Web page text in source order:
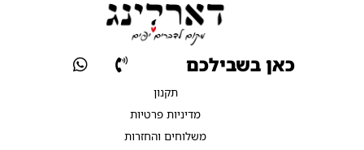
כאן בשבילכם
תקנון
מדיניות פרטיות
משלוחים והחזרות